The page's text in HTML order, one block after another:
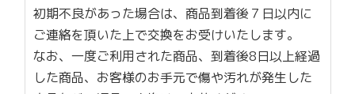
初期不良があった場合は、商品到着後７日以内に
ご連絡を頂いた上で交換をお受けいたします。
なお、一度ご利用された商品、到着後8日以上経過
した商品、お客様のお手元で傷や汚れが発生した